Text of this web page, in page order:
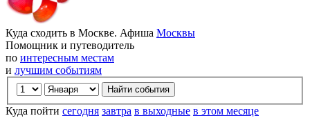
Куда сходить в Москве. Афиша Москвы
Помощник и путеводитель
по интересным местам
и лучшим событиям
Куда пойти сегодня завтра в выходные в этом месяце